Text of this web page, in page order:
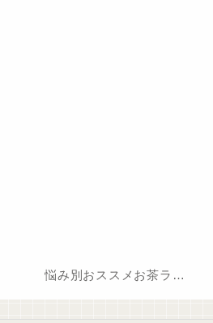
悩み別おススメお茶ランキング